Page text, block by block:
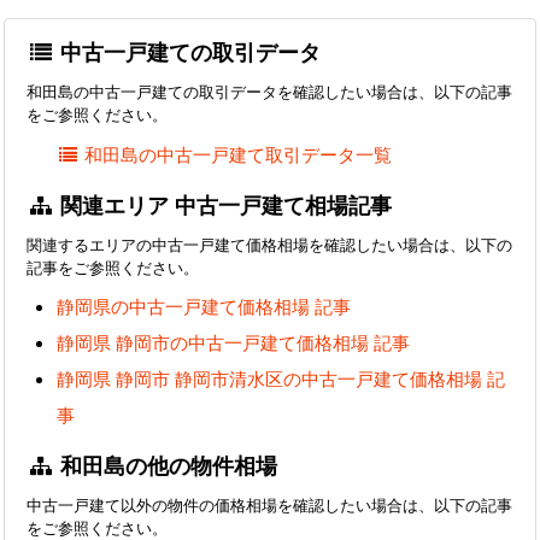
中古一戸建ての取引データ
和田島の中古一戸建ての取引データを確認したい場合は、以下の記事
をご参照ください。
和田島の中古一戸建て取引データ一覧
関連エリア 中古一戸建て相場記事
関連するエリアの中古一戸建て価格相場を確認したい場合は、以下の
記事をご参照ください。
静岡県の中古一戸建て価格相場 記事
静岡県 静岡市の中古一戸建て価格相場 記事
静岡県 静岡市 静岡市清水区の中古一戸建て価格相場 記
事
和田島の他の物件相場
中古一戸建て以外の物件の価格相場を確認したい場合は、以下の記事
をご参照ください。